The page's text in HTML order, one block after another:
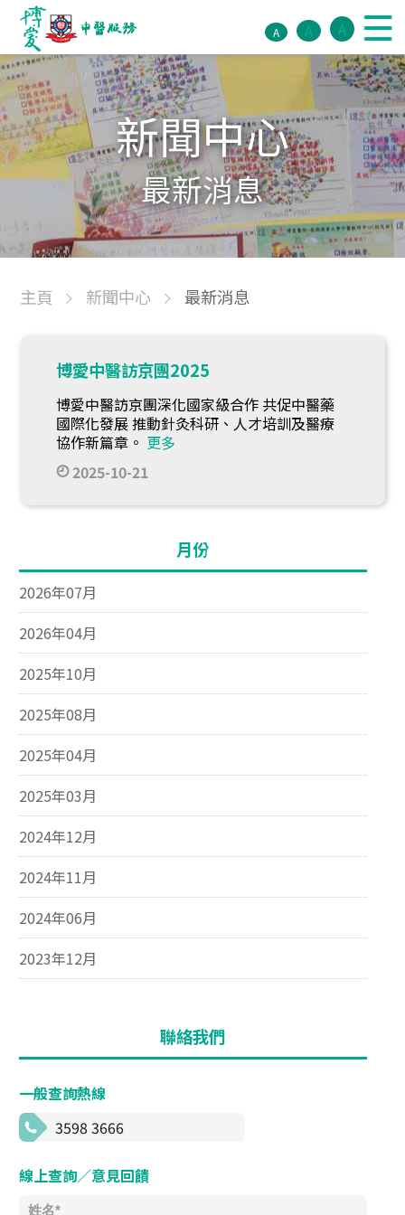
A A A
新聞中心
最新消息
主頁 新聞中心 最新消息
博愛中醫訪京團2025
博愛中醫訪京團深化國家級合作 共促中醫藥
國際化發展 推動針灸科研、人才培訓及醫療
協作新篇章。 更多
2025-10-21
月份
2026年07月
2026年04月
2025年10月
2025年08月
2025年04月
2025年03月
2024年12月
2024年11月
2024年06月
2023年12月
聯絡我們
一般查詢熱線
3598 3666
線上查詢／意見回饋